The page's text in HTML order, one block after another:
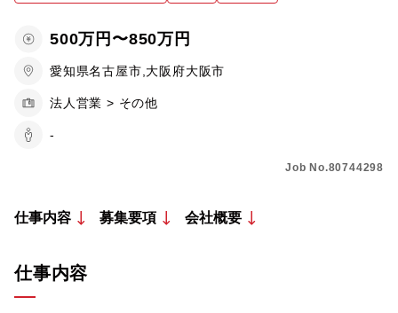
500万円〜850万円
愛知県名古屋市,大阪府大阪市
法人営業 > その他
-
Job No.80744298
仕事内容 募集要項 会社概要
仕事内容